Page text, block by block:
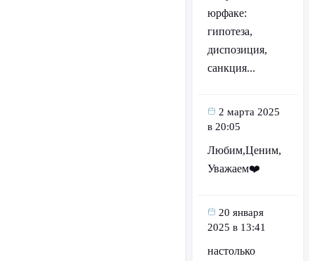
юрфаке:
гипотеза,
диспозиция,
санкция...
2 марта 2025
в 20:05
Любим,Ценим,
Уважаем❤️
20 января
2025 в 13:41
настолько